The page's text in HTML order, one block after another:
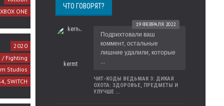
ONE
2020
/ Fighting
Studios
SWITCH
ЧТО ГОВОРЯТ?
kermt
19 ФЕВРАЛЯ 2022
Подрихтовали ваш
коммент, остальные
лишние удалили, которые
...
ЧИТ-КОДЫ ВЕДЬМАК 3: ДИКАЯ
ОХОТА: ЗДОРОВЬЕ, ПРЕДМЕТЫ И
УЛУЧШЕ ...